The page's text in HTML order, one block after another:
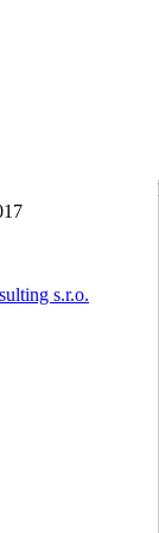
s.r.o.